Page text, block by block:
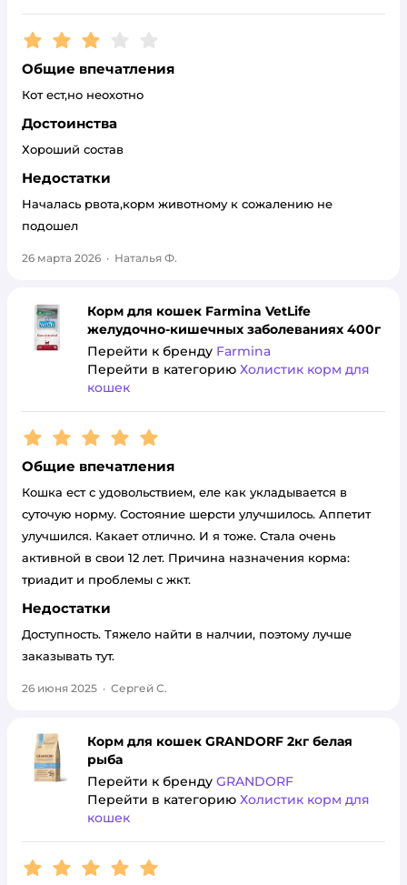
Рейтинг:3
Общие впечатления
Кот ест,но неохотно
Достоинства
Хороший состав
Недостатки
Началась рвота,корм животному к сожалению не
подошел
26 марта 2026 · Наталья Ф.
Корм для кошек Farmina VetLife
желудочно-кишечных заболеваниях 400г
Перейти к бренду Farmina
Перейти в категорию Холистик корм для
кошек
Рейтинг:5
Общие впечатления
Кошка ест с удовольствием, еле как укладывается в
суточую норму. Состояние шерсти улучшилось. Аппетит
улучшился. Какает отлично. И я тоже. Стала очень
активной в свои 12 лет. Причина назначения корма:
триадит и проблемы с жкт.
Недостатки
Доступность. Тяжело найти в налчии, поэтому лучше
заказывать тут.
26 июня 2025 · Сергей С.
Корм для кошек GRANDORF 2кг белая
рыба
Перейти к бренду GRANDORF
Перейти в категорию Холистик корм для
кошек
Рейтинг:5